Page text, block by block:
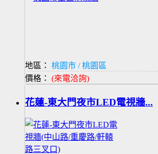
地區：
桃園市 / 桃園區
價格： (來電洽詢)
花蓮-東大門夜市LED電視牆...